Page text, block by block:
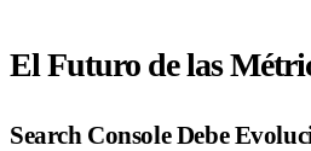
El Futuro de las
Search Console Debe